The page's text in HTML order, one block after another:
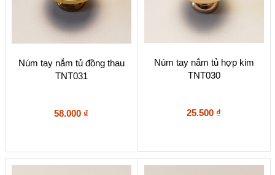
Núm tay nắm tủ đồng thau
TNT031
58.000 ₫
Núm tay nắm tủ hợp kim
TNT030
25.500 ₫